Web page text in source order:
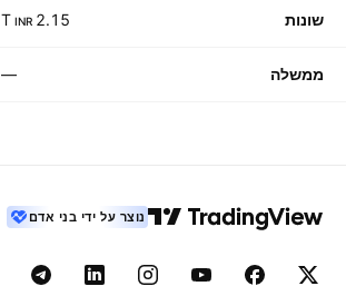
שונות 2.15 T
INR
ממשלה —
נוצר על ידי בני אדם